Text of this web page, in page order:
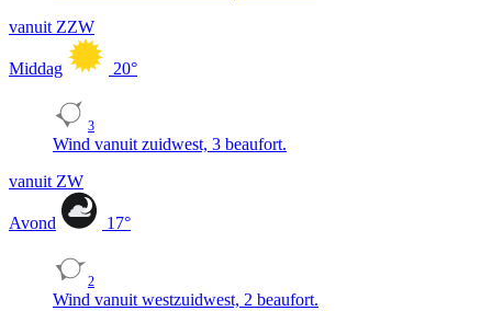
vanuit ZZW
Middag 20°
3
Wind vanuit zuidwest, 3 beaufort.
vanuit ZW
Avond 17°
2
Wind vanuit westzuidwest, 2 beaufort.